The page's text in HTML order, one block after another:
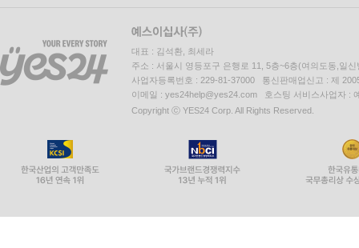
대표 : 김석환, 최세라
주소 : 서울시 영등포구 은행로 11, 5층~6층(여의도동,일신
사업자등록번호 : 229-81-37000 통신판매업신고 : 제
이메일 : yes24help@yes24.com 호스팅 서비스사업자 :
Copyright ⓒ YES24 Corp. All Rights Reserved.